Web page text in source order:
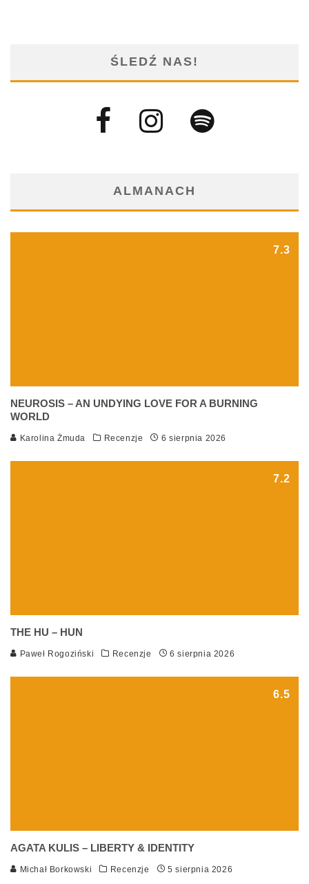
ŚLEDŹ NAS!
ALMANACH
7.3
NEUROSIS – AN UNDYING LOVE FOR A BURNING
WORLD
Karolina Żmuda Recenzje 6 sierpnia 2026
7.2
THE HU – HUN
Paweł Rogoziński Recenzje 6 sierpnia 2026
6.5
AGATA KULIS – LIBERTY & IDENTITY
Michał Borkowski Recenzje 5 sierpnia 2026